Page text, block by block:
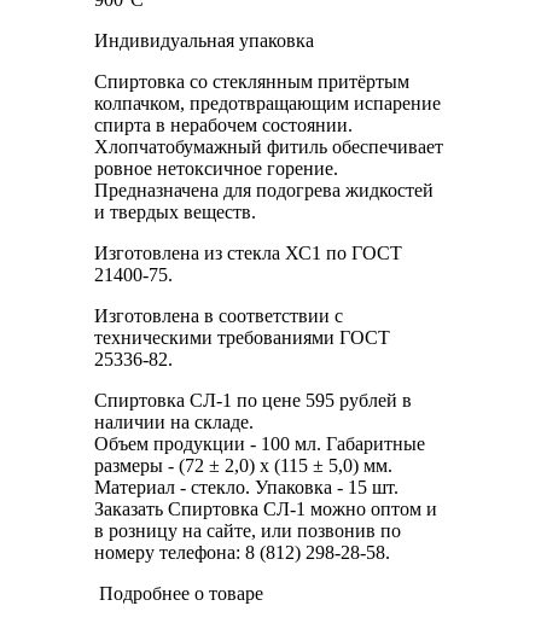
Индивидуальная упаковка
Спиртовка со стеклянным притёртым
колпачком, предотвращающим испарение
спирта в нерабочем состоянии.
Хлопчатобумажный фитиль обеспечивает
ровное нетоксичное горение.
Предназначена для подогрева жидкостей
и твердых веществ.
Изготовлена из стекла ХС1 по ГОСТ
21400-75.
Изготовлена в соответствии с
техническими требованиями ГОСТ
25336-82.
Спиртовка СЛ-1 по цене 595 рублей в
наличии на складе.
Объем продукции - 100 мл. Габаритные
размеры - (72 ± 2,0) х (115 ± 5,0) мм.
Материал - стекло. Упаковка - 15 шт.
Заказать Спиртовка СЛ-1 можно оптом и
в розницу на сайте, или позвонив по
номеру телефона: 8 (812) 298-28-58.
Подробнее о товаре